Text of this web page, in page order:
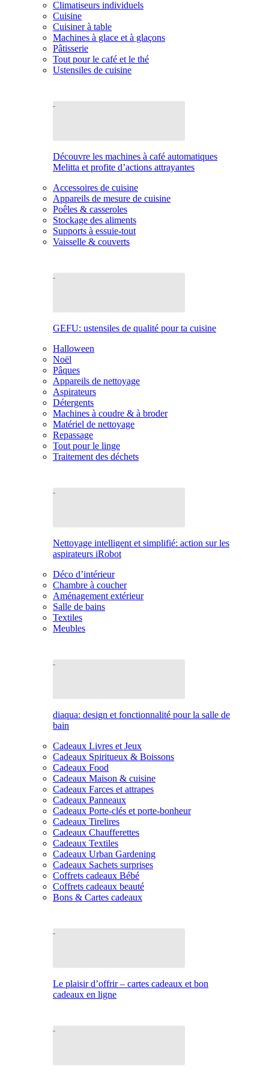
Climatiseurs individuels
Cuisine
Cuisiner à table
Machines à glace et à glaçons
Pâtisserie
Tout pour le café et le thé
Ustensiles de cuisine
Découvre les machines à café automatiques
Melitta et profite d’actions attrayantes
Accessoires de cuisine
Appareils de mesure de cuisine
Poêles & casseroles
Stockage des aliments
Supports à essuie-tout
Vaisselle & couverts
GEFU: ustensiles de qualité pour ta cuisine
Halloween
Noël
Pâques
Appareils de nettoyage
Aspirateurs
Détergents
Machines à coudre & à broder
Matériel de nettoyage
Repassage
Tout pour le linge
Traitement des déchets
Nettoyage intelligent et simplifié: action sur les
aspirateurs iRobot
Déco d’intérieur
Chambre à coucher
Aménagement extérieur
Salle de bains
Textiles
Meubles
diaqua: design et fonctionnalité pour la salle de
bain
Cadeaux Livres et Jeux
Cadeaux Spiritueux & Boissons
Cadeaux Food
Cadeaux Maison & cuisine
Cadeaux Farces et attrapes
Cadeaux Panneaux
Cadeaux Porte-clés et porte-bonheur
Cadeaux Tirelires
Cadeaux Chaufferettes
Cadeaux Textiles
Cadeaux Urban Gardening
Cadeaux Sachets surprises
Coffrets cadeaux Bébé
Coffrets cadeaux beauté
Bons & Cartes cadeaux
Le plaisir d’offrir – cartes cadeaux et bon
cadeaux en ligne